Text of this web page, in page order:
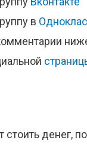
в
стоить денег,